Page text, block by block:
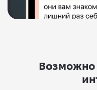
Возможно